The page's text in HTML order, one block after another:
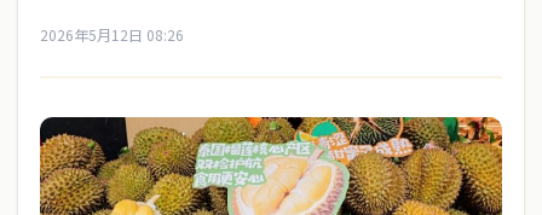
2026年5月12日 08:26